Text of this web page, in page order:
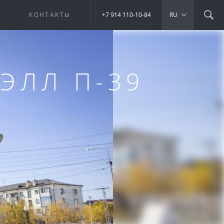
КОНТАКТЫ RU
+7 914 110-10-84
П-39